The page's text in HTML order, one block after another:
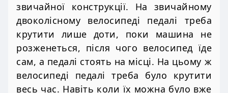
звичайної конструкції. На звичайному
двоколісному велосипеді педалі треба
крутити лише доти, поки машина не
розженеться, після чого велосипед їде
сам, а педалі стоять на місці. На цьому ж
велосипеді педалі треба було крутити
весь час. Навіть коли їх можна було вже